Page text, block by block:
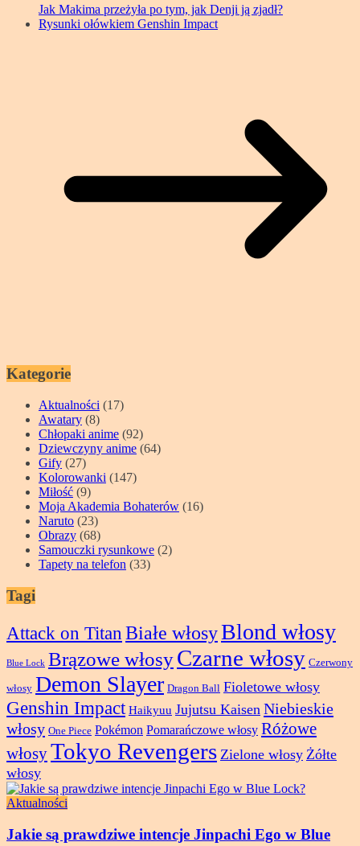
Jak Makima przeżyła po tym, jak Denji ją zjadł?
Rysunki ołówkiem Genshin Impact
Kategorie
Aktualności (17)
Awatary (8)
Chłopaki anime (92)
Dziewczyny anime (64)
Gify (27)
Kolorowanki (147)
Miłość (9)
Moja Akademia Bohaterów (16)
Naruto (23)
Obrazy (68)
Samouczki rysunkowe (2)
Tapety na telefon (33)
Tagi
Attack on TitanBiałe włosyBlond włosy
Blue Lock Brązowe włosyCzarne włosy Czerwony
włosy Demon Slayer Dragon Ball Fioletowe włosy
Genshin Impact Haikyuu Jujutsu Kaisen Niebieskie
włosy One Piece Pokémon Pomarańczowe włosy Różowe
włosyTokyo Revengers Zielone włosy Żółte
włosy
Aktualności
Jakie są prawdziwe intencje Jinpachi Ego w Blue